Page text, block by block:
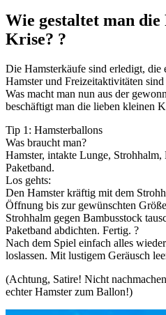
Wie gestaltet man
Krise? ?
Die Hamsterkäufe sind erledigt, die
Hamster und Freizeitaktivitäten
Was macht man nun aus der
beschäftigt man die lieben kleinen
Tip 1: Hamsterballons
Was braucht man?
Hamster, intakte Lunge, Strohhalm,
Paketband.
Los gehts:
Den Hamster kräftig mit dem
Öffnung bis zur gewünschten
Strohhalm gegen Bambusstock
Paketband abdichten. Fertig. ?
Nach dem Spiel einfach alles
loslassen. Mit lustigem Geräusch
(Achtung, Satire! Nicht
echter Hamster zum Ballon!)